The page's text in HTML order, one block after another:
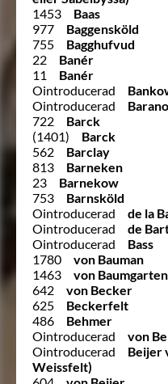
1453
Baas
977
Baggensköld
755
Bagghufvud
22
Banér
11
Banér
Ointroducerad
Ointroducerad
722
Barck
(1401)
Barck
562
Barclay
813
Barneken
23
Barnekow
753
Barnsköld
Ointroducerad
de la
Ointroducerad
de
Ointroducerad
Bass
1780
von Bauman
1463
von Baumgarten
642
von Becker
625
Beckerfelt
486
Behmer
Ointroducerad
von
Ointroducerad
Beijer
Weissfelt)